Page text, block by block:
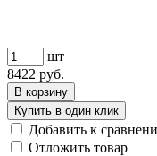
шт
8422 руб.
В корзину
Купить в один клик
Добавить к
Отложить товар